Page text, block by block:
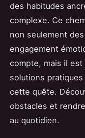
des habitudes
complexe. Ce
non seulement
engagement
compte, mais il
solutions
cette quête.
obstacles et
au quotidien.